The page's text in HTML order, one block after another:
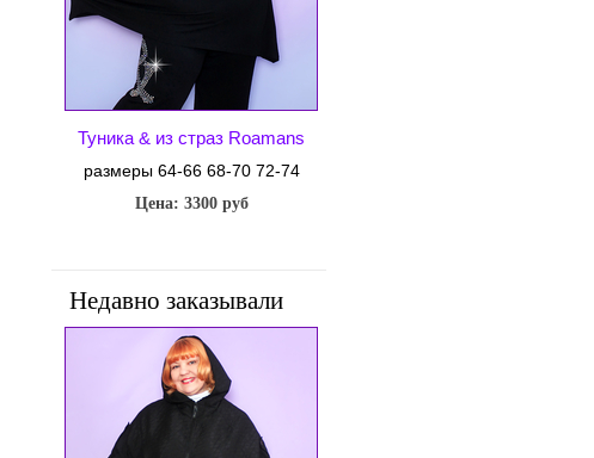
Туника & из страз Roamans
размеры 64-66 68-70 72-74
Цена: 3300 руб
Недавно заказывали